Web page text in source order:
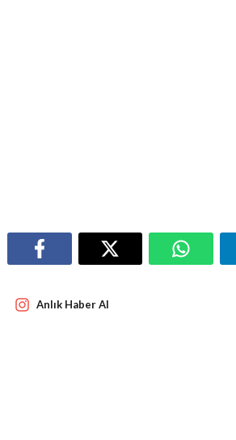
Anlık Haber Al